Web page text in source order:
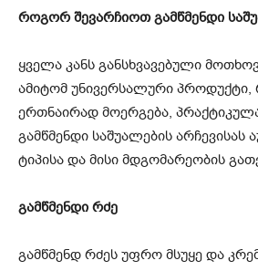
როგორ შევარჩიოთ გამწმენდი
ყველა კანს განსხვავებული
ამიტომ უნივერსალური
ერთნაირად მოერგება,
გამწმენდი საშუალების არჩევისას
ტიპისა და მისი მდგომარეობის
გამწმენდი რძე
გამწმენდ რძეს უფრო მსუყე და